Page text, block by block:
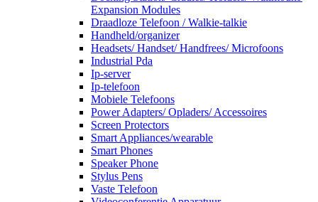
Expansion Modules
Draadloze Telefoon / Walkie-talkie
Handheld/organizer
Headsets/ Handset/ Handfrees/ Microfoons
Industrial Pda
Ip-server
Ip-telefoon
Mobiele Telefoons
Power Adapters/ Opladers/ Accessoires
Screen Protectors
Smart Appliances/wearable
Smart Phones
Speaker Phone
Stylus Pens
Vaste Telefoon